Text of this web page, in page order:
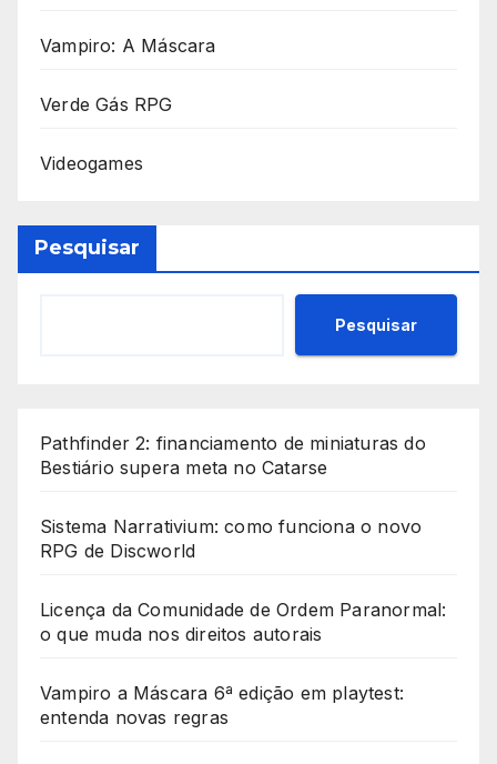
Vampiro: A Máscara
Verde Gás RPG
Videogames
Pesquisar
Pesquisar
Pathfinder 2: financiamento de miniaturas do
Bestiário supera meta no Catarse
Sistema Narrativium: como funciona o novo
RPG de Discworld
Licença da Comunidade de Ordem Paranormal:
o que muda nos direitos autorais
Vampiro a Máscara 6ª edição em playtest:
entenda novas regras